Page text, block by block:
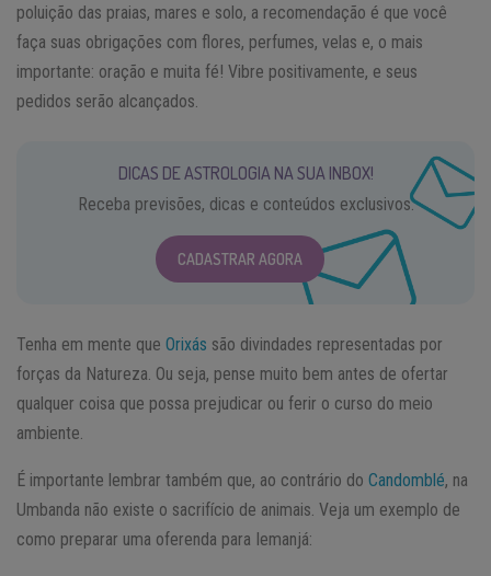
poluição das praias, mares e solo, a recomendação é que você
faça suas obrigações com flores, perfumes, velas e, o mais
importante: oração e muita fé! Vibre positivamente, e seus
pedidos serão alcançados.
DICAS DE ASTROLOGIA NA SUA INBOX!
Receba previsões, dicas e conteúdos exclusivos.
CADASTRAR AGORA
Tenha em mente que Orixás são divindades representadas por
forças da Natureza. Ou seja, pense muito bem antes de ofertar
qualquer coisa que possa prejudicar ou ferir o curso do meio
ambiente.
É importante lembrar também que, ao contrário do Candomblé, na
Umbanda não existe o sacrifício de animais. Veja um exemplo de
como preparar uma oferenda para Iemanjá: